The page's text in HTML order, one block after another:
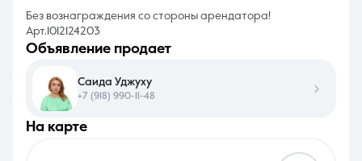
Без вознаграждения со стороны арендатора!
Арт.1012124203
на карте
объявление продает
Саида Уджуху
+7 (918) 990-11-48